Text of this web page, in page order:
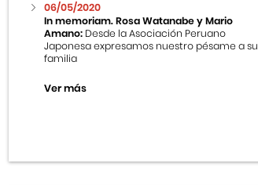
06/05/2020
In memoriam. Rosa Watanabe y Mario
Amano: Desde la Asociación Peruano
Japonesa expresamos nuestro pésame a su
familia
Ver más